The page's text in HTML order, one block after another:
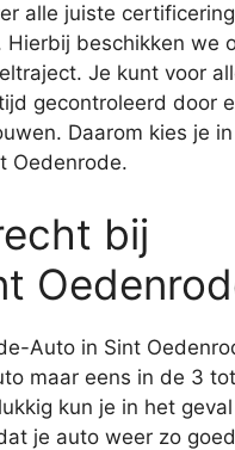
alle juiste
beschikken we
Je kunt voor
gecontroleerd door
Daarom kies je
Oedenrode.
bij
Auto in Sint
maar eens in de 3
kun je in het
je auto weer zo